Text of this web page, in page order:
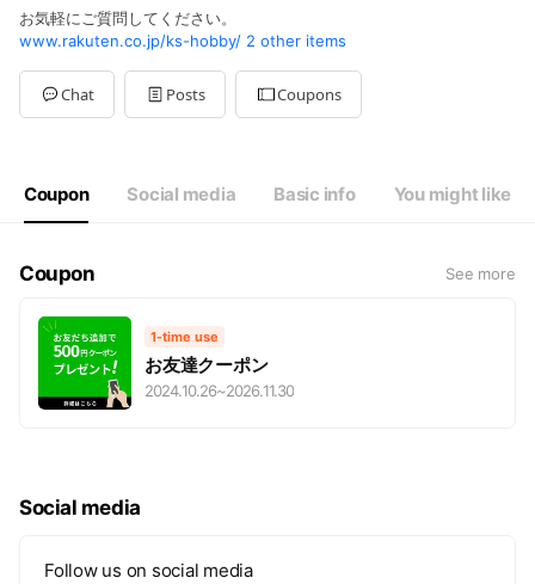
お気軽にご質問してください。
www.rakuten.co.jp/ks-hobby/ 2 other items
Chat Posts Coupons
Coupon Social media Basic info You might like
Coupon See more
1-time use
お友達クーポン
2024.10.26~2026.11.30
Social media
Follow us on social media